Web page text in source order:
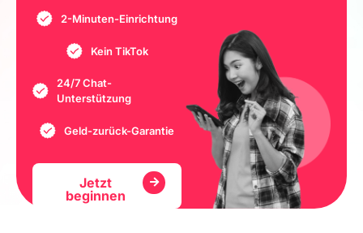
2-Minuten-Einrichtung
Kein TikTok
24/7 Chat-
Unterstützung
Geld-zurück-Garantie
Jetzt
beginnen